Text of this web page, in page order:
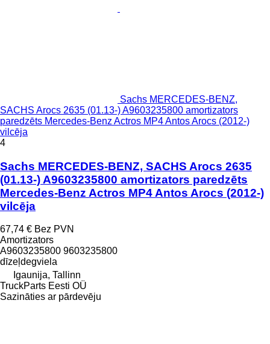
Sachs MERCEDES-BENZ,
SACHS Arocs 2635 (01.13-) A9603235800 amortizators
paredzēts Mercedes-Benz Actros MP4 Antos Arocs (2012-)
vilcēja
4
Sachs MERCEDES-BENZ, SACHS Arocs 2635
(01.13-) A9603235800 amortizators paredzēts
Mercedes-Benz Actros MP4 Antos Arocs (2012-)
vilcēja
67,74 € Bez PVN
Amortizators
A9603235800 9603235800
dīzeļdegviela
Igaunija, Tallinn
TruckParts Eesti OÜ
Sazināties ar pārdevēju